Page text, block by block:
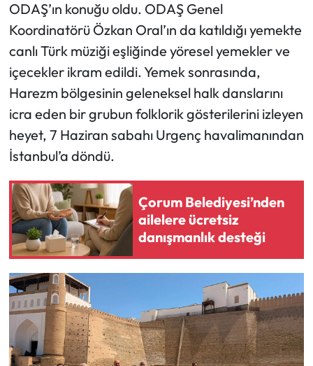
ODAŞ’ın konuğu oldu. ODAŞ Genel
Koordinatörü Özkan Oral’ın da katıldığı yemekte
canlı Türk müziği eşliğinde yöresel yemekler ve
içecekler ikram edildi. Yemek sonrasında,
Harezm bölgesinin geleneksel halk danslarını
icra eden bir grubun folklorik gösterilerini izleyen
heyet, 7 Haziran sabahı Urgenç havalimanından
İstanbul’a döndü.
Çorum Belediyesi’nden
ailelere ücretsiz
danışmanlık desteği